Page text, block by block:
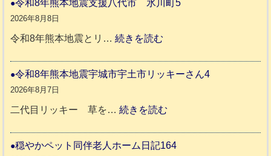
令和8年熊本地震支援八代市 氷川町5
2026年8月8日
令和8年熊本地震とリ…続きを読む
和
年
本
令和8年熊本地震宇城市宇土市リッキーさん4
2026年8月7日
二代目リッキー 草を…続きを読む
和
穏やかペット同伴老人ホーム日記164